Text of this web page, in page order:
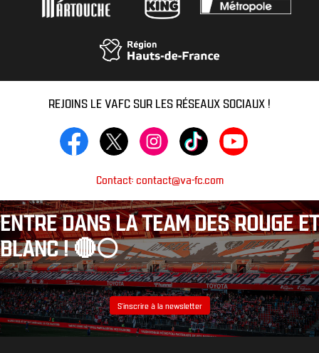
REJOINS LE VAFC SUR LES RÉSEAUX SOCIAUX !
Contact: contact@va-fc.com
ENTRE DANS LA TEAM DES ROUGE ET
BLANC ! 🔴⚪️
S’inscrire à la newsletter